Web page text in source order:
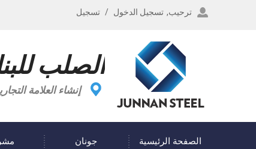
ترحيب, تسجيل الدخول / تسجيل
الصلب
إنشاء العلامة
الصفحة الرئيسية جونان